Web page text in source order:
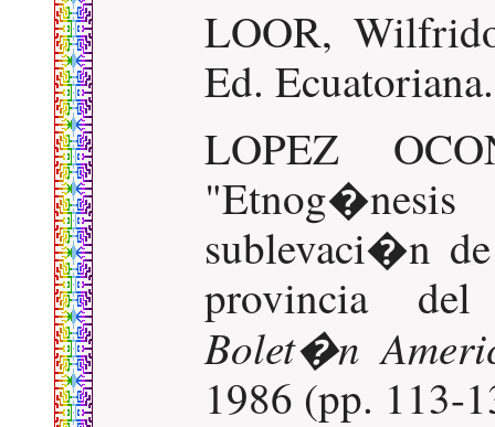
LOOR,
Ed.
LOPEZ
sublevaci�n
provincia
Bolet�n
1986 (pp. 113-